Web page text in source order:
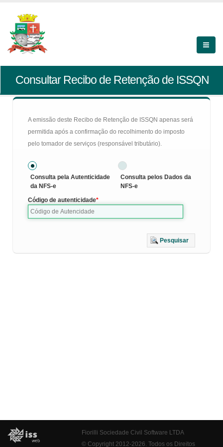
Consultar Recibo de Retenção de ISSQN
A emissão deste Recibo de Retenção de ISSQN apenas será
permitida após a confirmação do recolhimento do imposto
pelo tomador de serviços (responsável tributário).
Consulta pela Autenticidade
da NFS-e
Consulta pelos Dados da
NFS-e
Código de autenticidade
Pesquisar
Fiorilli Sociedade Civil Software LTDA
© Copyright 2012-2026. Todos os Direitos